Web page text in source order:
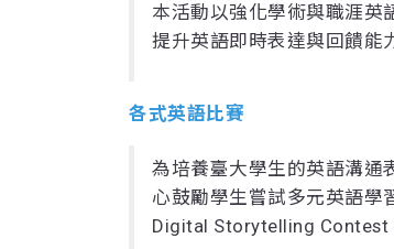
本活動以強化學術與職涯英
提升英語即時表達與回饋能
各式英語比賽
為培養臺大學生的英語溝通
心鼓勵學生嘗試多元英語學
Digital Storytelling Contest